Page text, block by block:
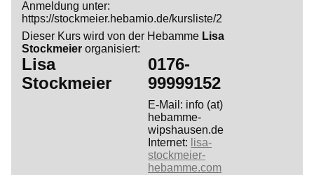
Anmeldung unter:
https://stockmeier.hebamio.de/kursliste/2
Dieser Kurs wird von der Hebamme Lisa
Stockmeier organisiert:
Lisa
Stockmeier
0176-
99999152
E-Mail: info (at)
hebamme-
wipshausen.de
Internet: lisa-
stockmeier-
hebamme.com